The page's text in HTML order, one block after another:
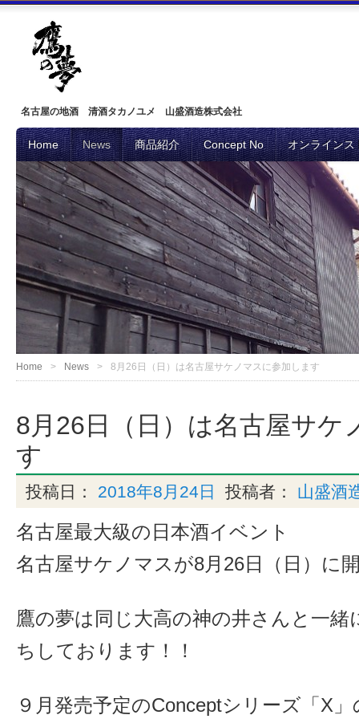
名古屋の地酒 清酒タカノユメ 山盛酒造株式会社
Home News 商品紹介 Concept No オンラインス
Home News 8月26日（日）は名古屋サケノマスに参加します
8月26日（日）は名古屋サケ
す
投稿日： 2018年8月24日 投稿者： 山盛酒
名古屋最大級の日本酒イベント
名古屋サケノマスが8月26日（日）に
鷹の夢は同じ大高の神の井さんと一
ちしております！！
９月発売予定のConceptシリーズ「X